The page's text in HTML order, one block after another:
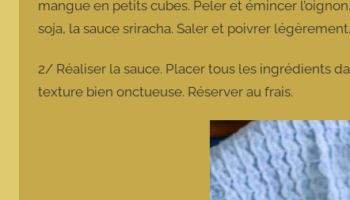
mangue en petits cubes. Peler et émincer
soja, la sauce sriracha. Saler et poivrer
2/ Réaliser la sauce. Placer tous les ingrédients
texture bien onctueuse. Réserver au frais.